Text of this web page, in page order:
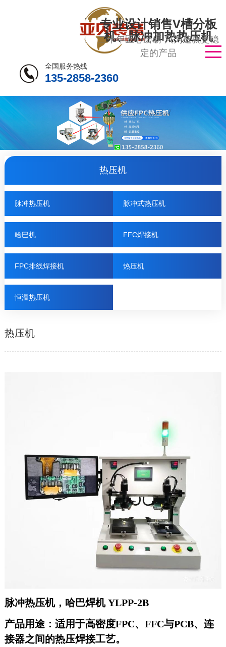
专业设计销售V槽分板
机、脉冲加热热压机
二十年匠心磨砺·只为造就更稳
定的产品
全国服务热线
135-2858-2360
热压机
脉冲热压机 脉冲式热压机
哈巴机 FFC焊接机
FPC排线焊接机 热压机
恒温热压机
热压机
脉冲热压机，哈巴焊机 YLPP-2B
产品用途： 适用于高密度FPC、 FFC与PCB、 连
接器之间的热压焊接工艺。